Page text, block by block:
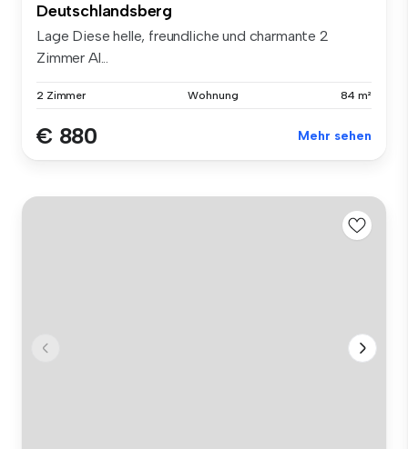
Deutschlandsberg
Lage Diese helle, freundliche und charmante 2
Zimmer Al...
2 Zimmer Wohnung 84 m²
€ 880 Mehr sehen